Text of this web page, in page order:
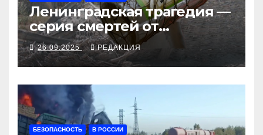
Ленинградская трагедия —
серия смертей от
алкосуррогата
26.09.2025 РЕДАКЦИЯ
БЕЗОПАСНОСТЬ В РОССИИ